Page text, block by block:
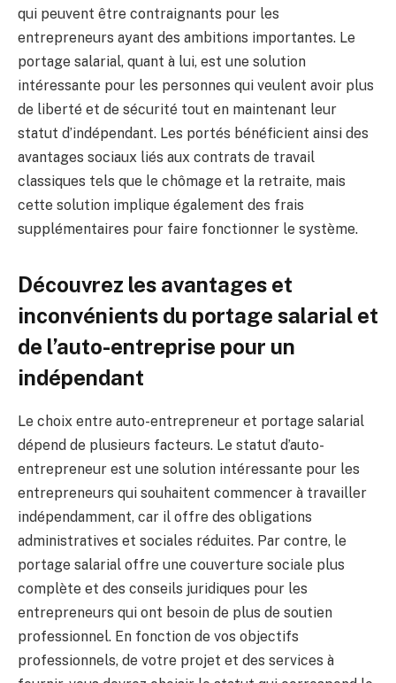
qui peuvent être contraignants pour les
entrepreneurs ayant des ambitions importantes. Le
portage salarial, quant à lui, est une solution
intéressante pour les personnes qui veulent avoir plus
de liberté et de sécurité tout en maintenant leur
statut d’indépendant. Les portés bénéficient ainsi des
avantages sociaux liés aux contrats de travail
classiques tels que le chômage et la retraite, mais
cette solution implique également des frais
supplémentaires pour faire fonctionner le système.
Découvrez les avantages et
inconvénients du portage salarial et
de l’auto-entreprise pour un
indépendant
Le choix entre auto-entrepreneur et portage salarial
dépend de plusieurs facteurs. Le statut d’auto-
entrepreneur est une solution intéressante pour les
entrepreneurs qui souhaitent commencer à travailler
indépendamment, car il offre des obligations
administratives et sociales réduites. Par contre, le
portage salarial offre une couverture sociale plus
complète et des conseils juridiques pour les
entrepreneurs qui ont besoin de plus de soutien
professionnel. En fonction de vos objectifs
professionnels, de votre projet et des services à